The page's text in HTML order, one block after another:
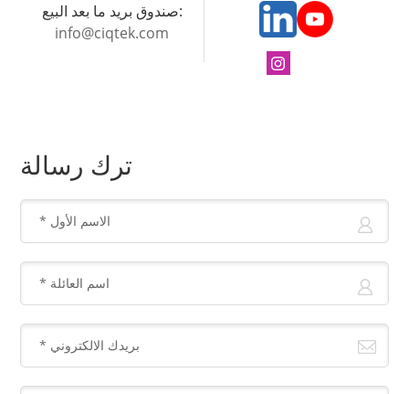
صندوق بريد ما بعد البيع:
info@ciqtek.com
ترك رسالة